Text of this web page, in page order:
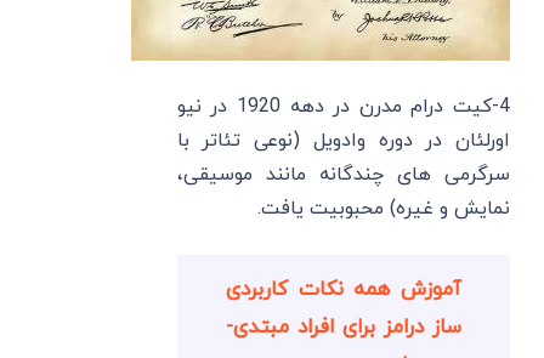
4-کیت درام مدرن در دهه 1920 در نیو
اورلئان در دوره وادویل (نوعی تئاتر با
سرگرمی های چندگانه مانند موسیقی،
نمایش و غیره) محبوبیت یافت.
آموزش همه نکات کاربردی
ساز درامز برای افراد مبتدی-